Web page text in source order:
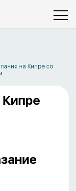
на Кипре со
Кипре